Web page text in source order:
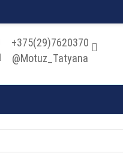
+375(29)7620370
@Motuz_Tatyana